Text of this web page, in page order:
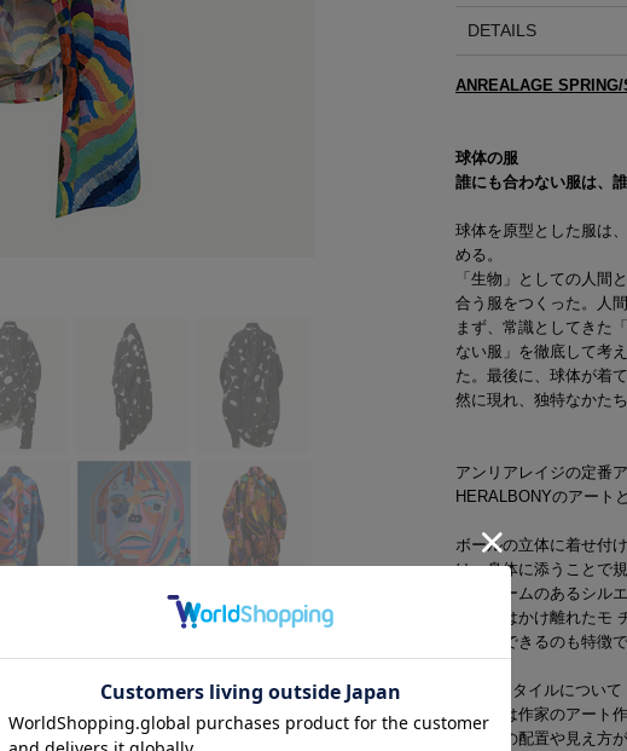
2013 S/S COLLECTION 'BONE'
2012 A/W COLLECTION 'TIME'
2012 S/S COLLECTION 'SHELL'
2011 A/W COLLECTION 'LOW'
2010 A/W COLLECTION 'WIDESHORTSLIMLONG'
2010 S/S COLLECTION 'SILHOUETTE'
2009 A/W COLLECTION '凹 凸'
2009 S/S COLLECTION '○△□'
2008 A/W COLLECTION 'MUTYU'
2008 S/S COLLECTION 'NO MORE'
2007 S/S COLLECTION 'INORI'
DETAILS
ANREALAGE
球体の服
誰にも合わない服は、
球体を原型とした服は
める。
「生物」としての人間
合う服をつくった。人
まず、常識としてきた
ない服」を徹底して考
た。最後に、球体が着
然に現れ、独特なかた
アンリアレイジの定番
HERALBONYのアート
ボールの立体に着せ付
は、身体に添うことで
ボリュームのあるシル
身体とはかけ離れたモ
提案ができるのも特徴で
※テキスタイルについて
本商品は作家のアート
め、柄の配置や見え方